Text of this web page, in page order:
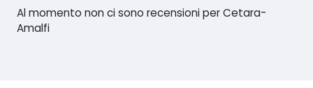
Al momento non ci sono recensioni per Cetara-
Amalfi